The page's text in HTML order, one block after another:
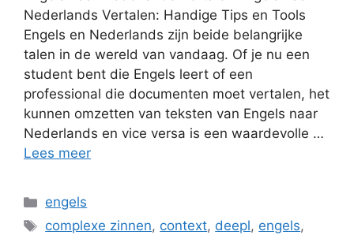
Nederlands Vertalen: Handige Tips en Tools
Engels en Nederlands zijn beide belangrijke
talen in de wereld van vandaag. Of je nu een
student bent die Engels leert of een
professional die documenten moet vertalen, het
kunnen omzetten van teksten van Engels naar
Nederlands en vice versa is een waardevolle …
Lees meer
Categorieën
engels
Tags
complexe zinnen, context, deepl, engels,